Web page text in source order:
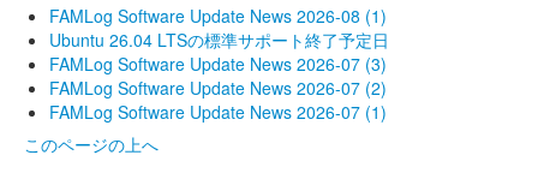
FAMLog Software Update News 2026-08 (1)
Ubuntu 26.04 LTSの標準サポート終了予定日
FAMLog Software Update News 2026-07 (3)
FAMLog Software Update News 2026-07 (2)
FAMLog Software Update News 2026-07 (1)
このページの上へ